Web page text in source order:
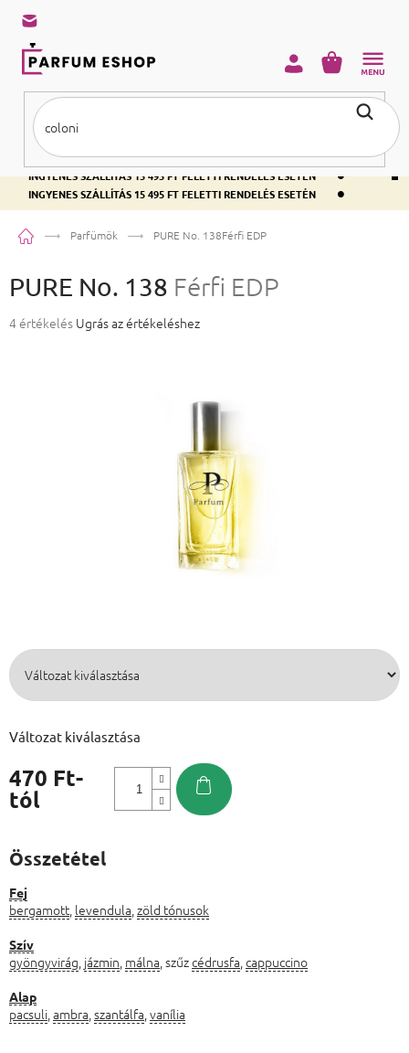
INGYENES SZÁLLÍTÁS 15 495 FT FELETTI RENDELÉS ESETÉN •
INGYENES SZÁLLÍTÁS 15 495 FT FELETTI RENDELÉS ESETÉN •
INGYENES SZÁLLÍTÁS 15 495 FT FELETTI RENDELÉS ESETÉN •
KOSÁR
KezdőlapParfümök PURE No. 138Férfi EDP
PURE No. 138 Férfi EDP
A termék átlagos értékelése 5-ből 5,0 csillag.
4 értékelés Ugrás az értékeléshez
470 Ft-
tól
Változat kiválasztása
Összetétel
Fej
bergamott levendula zöld tónusok
Szív
gyöngyvirág jázmin málna , szűzcédrusfa cappuccino
Alap
pacsuli ambra szantálfa vanília